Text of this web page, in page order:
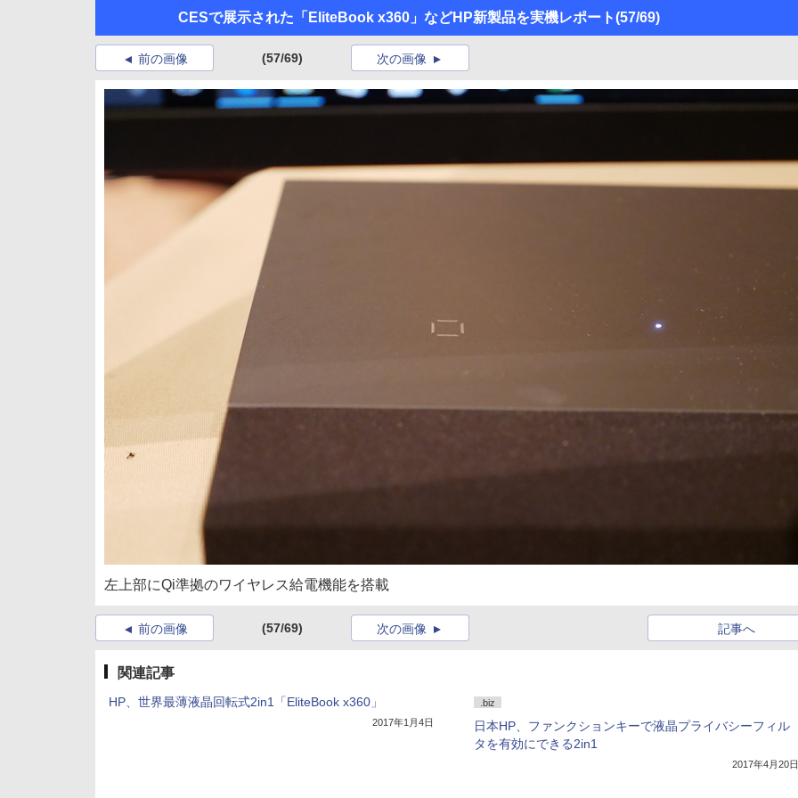
CESで展示された「EliteBook x360」などHP新製品を実機レポート(57/69)
前の画像 (57/69) 次の画像
左上部にQi準拠のワイヤレス給電機能を搭載
前の画像 (57/69) 次の画像 記事へ
関連記事
HP、世界最薄液晶回転式2in1「EliteBook x360」
2017年1月4日
.biz
日本HP、ファンクションキーで液晶プライバシーフィル
タを有効にできる2in1
2017年4月20日